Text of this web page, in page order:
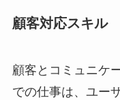
顧客対応スキル
顧客とコミュニケ
での仕事は、ユー